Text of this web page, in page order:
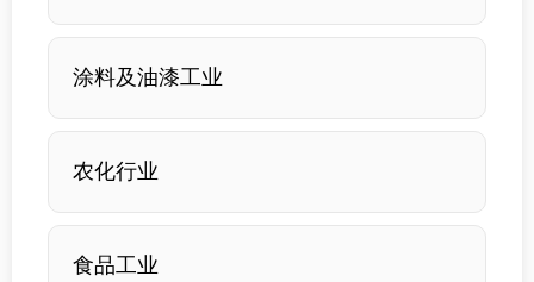
涂料及油漆工业
农化行业
食品工业